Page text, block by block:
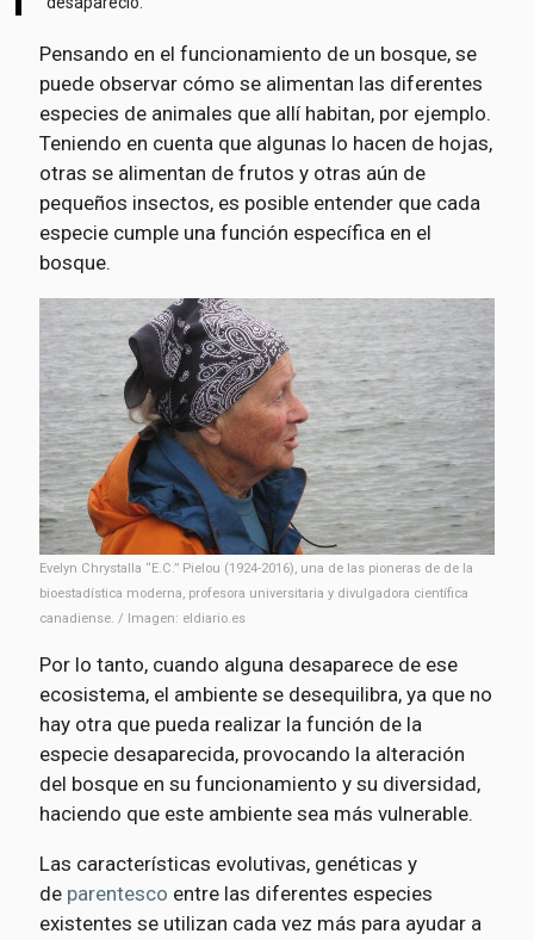
Pensando en el funcionamiento de un bosque, se
puede observar cómo se alimentan las diferentes
especies de animales que allí habitan, por ejemplo.
Teniendo en cuenta que algunas lo hacen de hojas,
otras se alimentan de frutos y otras aún de
pequeños insectos, es posible entender que cada
especie cumple una función específica en el
bosque.
Evelyn Chrystalla “E.C.” Pielou (1924-2016), una de las pioneras de de la
bioestadística moderna, profesora universitaria y divulgadora científica
canadiense. / Imagen: eldiario.es
Por lo tanto, cuando alguna desaparece de ese
ecosistema, el ambiente se desequilibra, ya que no
hay otra que pueda realizar la función de la
especie desaparecida, provocando la alteración
del bosque en su funcionamiento y su diversidad,
haciendo que este ambiente sea más vulnerable.
Las características evolutivas, genéticas y
de parentesco entre las diferentes especies
existentes se utilizan cada vez más para ayudar a